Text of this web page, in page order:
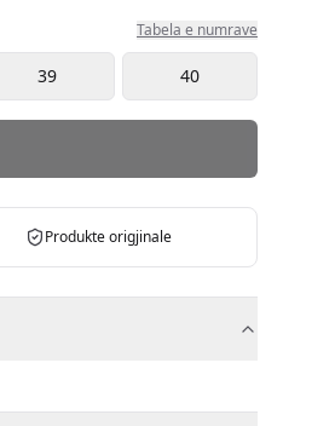
Tabela e numrave
39 40
Produkte origjinale